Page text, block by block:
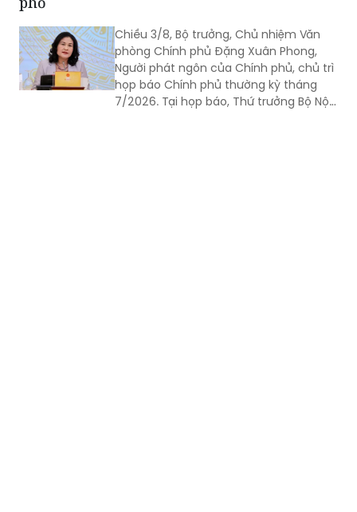
(Chỉ thị số 11-CT/TW)
Sau sắp xếp, giảm 46,33% số thôn, tổ dân
phố
Chiều 3/8, Bộ trưởng, Chủ nhiệm Văn
phòng Chính phủ Đặng Xuân Phong,